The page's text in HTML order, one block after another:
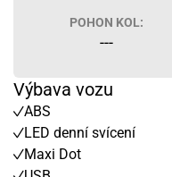
POHON KOL:
---
Výbava vozu
ABS
LED denní svícení
Maxi Dot